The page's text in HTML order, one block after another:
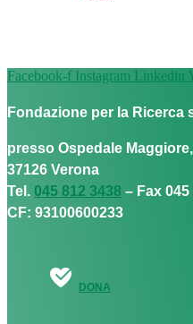
Facebook-f Instagram Linkedin
Fondazione per la Ricerca
presso Ospedale
37126 Verona
Tel. 045 812 3438 – Fax 045
CF: 93100600233
DONA